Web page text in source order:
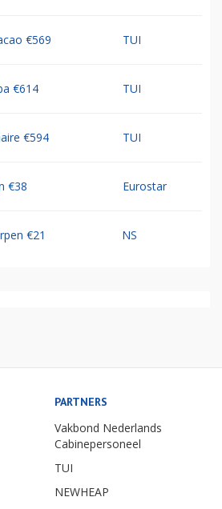
€569 TUI
€614 TUI
€594 TUI
€38 Eurostar
€21 NS
PARTNERS
Vakbond Nederlands
Cabinepersoneel
TUI
NEWHEAP